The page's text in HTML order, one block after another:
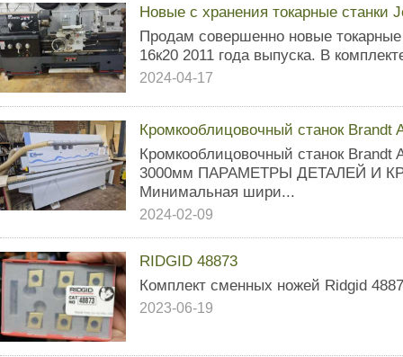
Новые с хранения токарные станки
Продам совершенно новые
16к20 2011 года выпуска. В
2024-04-17
Кромкооблицовочный станок Brandt
Кромкооблицовочный станок Brandt
3000мм ПАРАМЕТРЫ ДЕТАЛЕЙ И
Минимальная шири...
2024-02-09
RIDGID 48873
Комплект сменных ножей Ridgid
2023-06-19